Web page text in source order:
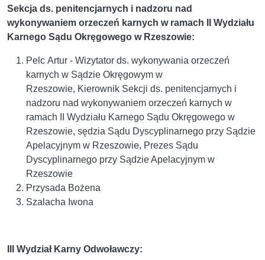
Sekcja ds. penitencjarnych i nadzoru nad
wykonywaniem orzeczeń karnych w ramach II Wydziału
Karnego Sądu Okręgowego w Rzeszowie:
Pelc Artur - Wizytator ds. wykonywania orzeczeń
karnych w Sądzie Okręgowym w
Rzeszowie, Kierownik Sekcji ds. penitencjarnych i
nadzoru nad wykonywaniem orzeczeń karnych w
ramach II Wydziału Karnego Sądu Okręgowego w
Rzeszowie, sędzia Sądu Dyscyplinarnego przy Sądzie
Apelacyjnym w Rzeszowie, Prezes Sądu
Dyscyplinarnego przy Sądzie Apelacyjnym w
Rzeszowie
Przysada Bożena
Szalacha Iwona
III Wydział Karny Odwoławczy: